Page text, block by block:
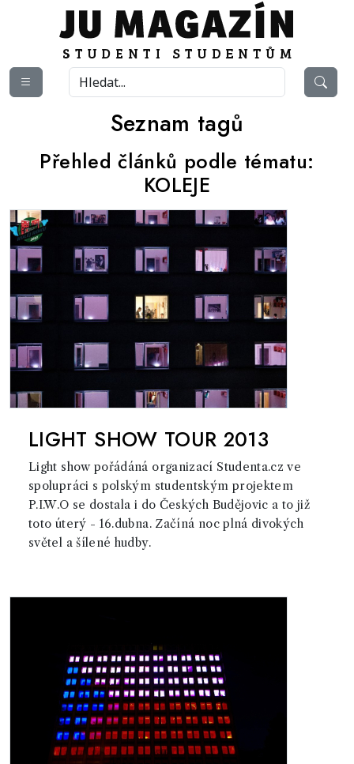
Seznam tagů
Přehled článků podle tématu:
KOLEJE
LIGHT SHOW TOUR 2013
Light show pořádáná organizací Studenta.cz ve
spolupráci s polským studentským projektem
P.I.W.O se dostala i do Českých Budějovic a to již
toto úterý - 16.dubna. Začíná noc plná divokých
světel a šílené hudby.